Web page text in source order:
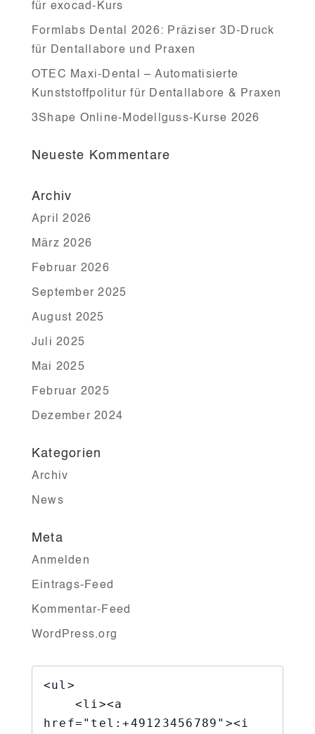
für exocad-Kurs
Formlabs Dental 2026: Präziser 3D-Druck
für Dentallabore und Praxen
OTEC Maxi-Dental – Automatisierte
Kunststoffpolitur für Dentallabore & Praxen
3Shape Online-Modellguss-Kurse 2026
Neueste Kommentare
Archiv
April 2026
März 2026
Februar 2026
September 2025
August 2025
Juli 2025
Mai 2025
Februar 2025
Dezember 2024
Kategorien
Archiv
News
Meta
Anmelden
Eintrags-Feed
Kommentar-Feed
WordPress.org
<ul>
href="tel:+49123456789"><i